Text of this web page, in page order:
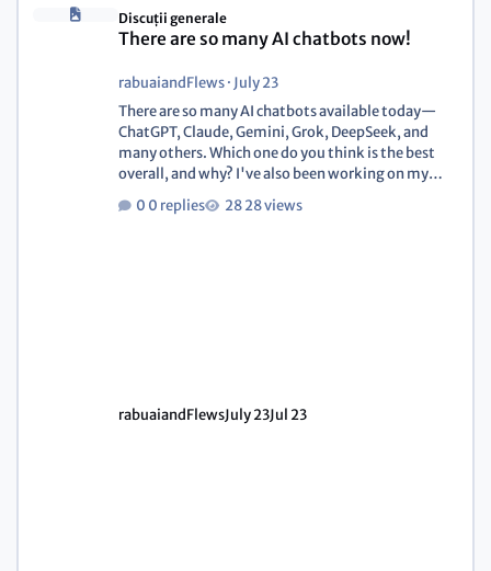
Discuții generale
There are so many AI chatbots now!
rabuaiandFlews·July 23
There are so many AI chatbots available today—
ChatGPT, Claude, Gemini, Grok, DeepSeek, and
many others. Which one do you think is the best
overall, and why? I've also been working on my
own AI chat project and would really appreciate
your feedback: https://rabu-ai.org
0 replies 28 views
rabuaiandFlewsJuly 23Jul 23